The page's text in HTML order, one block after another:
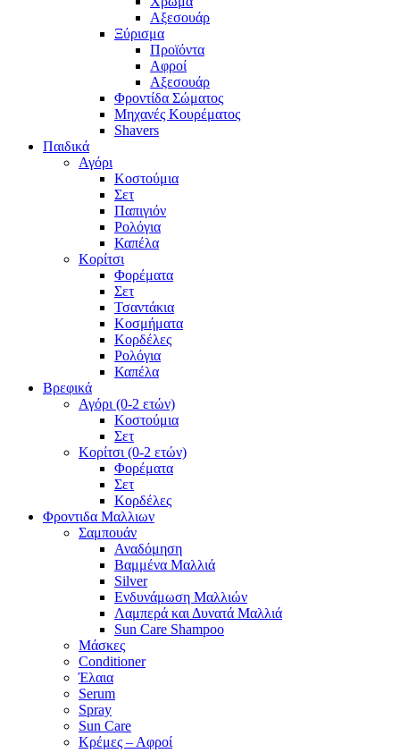
Αξεσουάρ
Ξύρισμα
Προϊόντα
Αφροί
Αξεσουάρ
Φροντίδα Σώματος
Μηχανές Κουρέματος
Shavers
Παιδικά
Αγόρι
Κοστούμια
Σετ
Παπιγιόν
Ρολόγια
Καπέλα
Κορίτσι
Φορέματα
Σετ
Τσαντάκια
Κοσμήματα
Κορδέλες
Ρολόγια
Καπέλα
Βρεφικά
Αγόρι (0-2 ετών)
Κοστούμια
Σετ
Κορίτσι (0-2 ετών)
Φορέματα
Σετ
Κορδέλες
Φροντιδα Μαλλιων
Σαμπουάν
Αναδόμηση
Βαμμένα Μαλλιά
Silver
Ενδυνάμωση Μαλλιών
Λαμπερά και Δυνατά Μαλλιά
Sun Care Shampoo
Μάσκες
Conditioner
Έλαια
Serum
Spray
Sun Care
Κρέμες – Αφροί